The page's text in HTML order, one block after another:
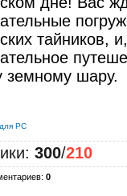
тайников,
земному шару.
PC
: 300/210
: 0